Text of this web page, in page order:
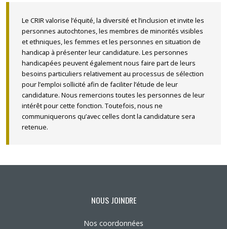
Le CRIRvalorise l’équité, la diversité et l’inclusion et invite les
personnes autochtones, les membres de minorités visibles
et ethniques, les femmes et les personnes en situation de
handicap à présenter leur candidature. Les personnes
handicapées peuvent également nous faire part de leurs
besoins particuliers relativement au processus de sélection
pour l’emploi sollicité afin de faciliter l’étude de leur
candidature. Nous remercions toutes les personnes de leur
intérêt pour cette fonction. Toutefois, nous ne
communiquerons qu’avec celles dont la candidature sera
retenue.
NOUS JOINDRE
Nos coordonnées